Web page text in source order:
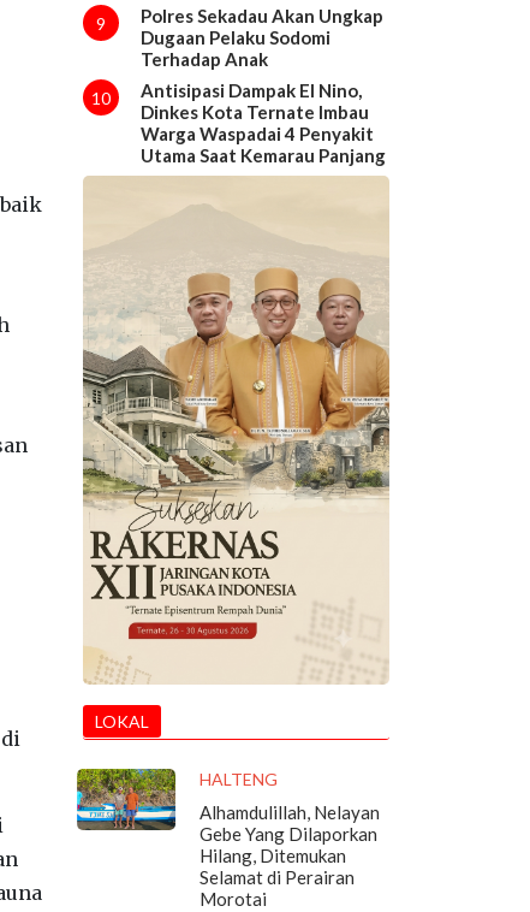
9
Polres Sekadau Akan Ungkap
Dugaan Pelaku Sodomi
Terhadap Anak
10
Antisipasi Dampak El Nino,
Dinkes Kota Ternate Imbau
Warga Waspadai 4 Penyakit
Utama Saat Kemarau Panjang
LOKAL
HALTENG
Alhamdulillah, Nelayan
Gebe Yang Dilaporkan
Hilang, Ditemukan
Selamat di Perairan
Morotai